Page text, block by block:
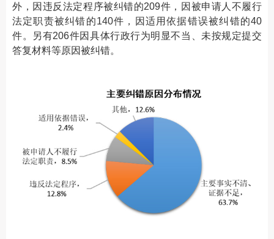
外，因违反法定程序被纠错的209件，因被申请人不履行
法定职责被纠错的140件，因适用依据错误被纠错的40
件。另有206件因具体行政行为明显不当、未按规定提交
答复材料等原因被纠错。